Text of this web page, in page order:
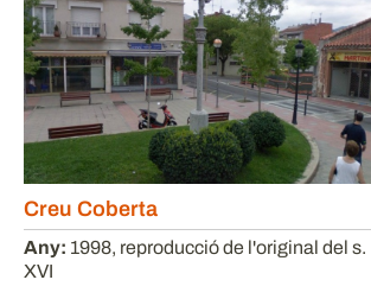
Creu Coberta
Any: 1998, reproducció de l'original del s.
XVI